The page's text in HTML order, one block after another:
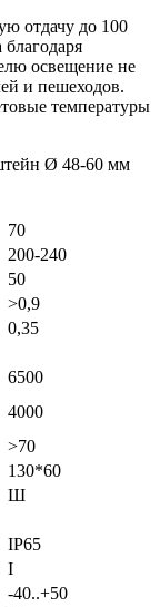
отдачу до 100
освещение не
и пешеходов.
температуры
Ø 48-60 мм
70
200-240
50
>0,9
0,35
6500
4000
>70
130*60
Ш
IP65
I
-40..+50